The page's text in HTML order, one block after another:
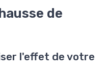
de
l'effet de votre